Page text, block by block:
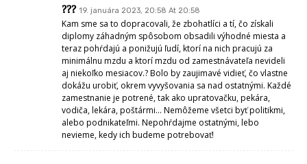
??? 19. januára 2023, 20:58 At 20:58
Kam sme sa to dopracovali, že zbohatlíci a tí, čo získali
diplomy záhadným spôsobom obsadili výhodné miesta a
teraz pohŕdajú a ponižujú ľudí, ktorí na nich pracujú za
minimálnu mzdu a ktorí mzdu od zamestnávateľa nevideli
aj niekoľko mesiacov.? Bolo by zaujimavé vidieť, čo vlastne
dokážu urobiť, okrem vyvyšovania sa nad ostatnými. Každé
zamestnanie je potrené, tak ako upratovačku, pekára,
vodiča, lekára, poštármi… Nemôžeme všetci byť politikmi,
alebo podnikateľmi. Nepohŕdajme ostatnými, lebo
nevieme, kedy ich budeme potrebovať!